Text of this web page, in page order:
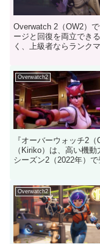
Overwatch 2（OW2）
ージと回復を両立でき
く、上級者ならランク
Overwatch2
『オーバーウォッチ2
（Kiriko）は、高い機
シーズン2（2022年）
Overwatch2